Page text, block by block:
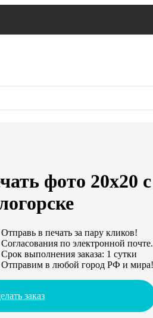
фото 20х20
Отправь в печать за пару кликов!
Согласования по электронной
Срок выполнения заказа: 1 сутки
Отправим в любой город РФ и мира!
заказ